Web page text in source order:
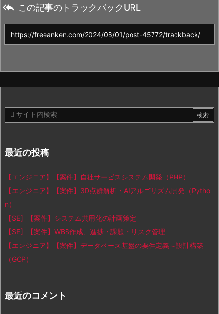
 この記事のトラックバックURL
最近の投稿
【エンジニア】【案件】自社サービスシステム開発（PHP）
【エンジニア】【案件】3D点群解析・AIアルゴリズム開発（Pytho
n）
【SE】【案件】システム共用化の計画策定
【SE】【案件】WBS作成、進捗・課題・リスク管理
【エンジニア】【案件】データベース基盤の要件定義～設計構築
（GCP）
最近のコメント